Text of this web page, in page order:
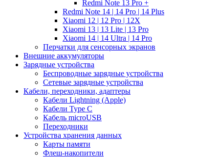
Redmi Note 13 Pro +
Redmi Note 14 | 14 Pro | 14 Plus
Xiaomi 12 | 12 Pro | 12X
Xiaomi 13 | 13 Lite | 13 Pro
Xiaomi 14 | 14 Ultra | 14 Pro
Перчатки для сенсорных экранов
Внешние аккумуляторы
Зарядные устройства
Беспроводные зарядные устройства
Сетевые зарядные устройства
Кабели, переходники, адаптеры
Кабели Lightning (Apple)
Кабели Type C
Кабель microUSB
Переходники
Устройства хранения данных
Карты памяти
Флеш-накопители